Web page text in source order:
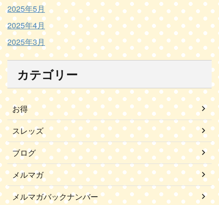
2025年5月
2025年4月
2025年3月
カテゴリー
お得
スレッズ
ブログ
メルマガ
メルマガバックナンバー